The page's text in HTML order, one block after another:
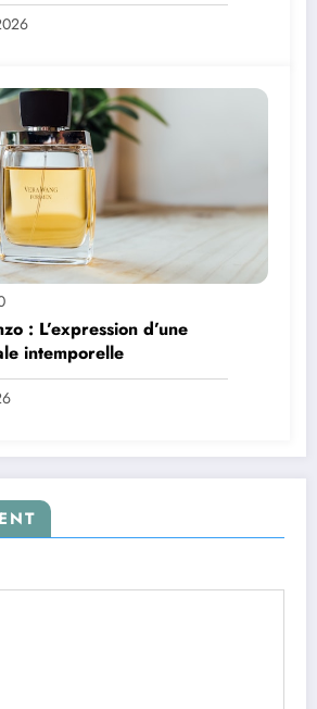
: L’expression d’une
intemporelle